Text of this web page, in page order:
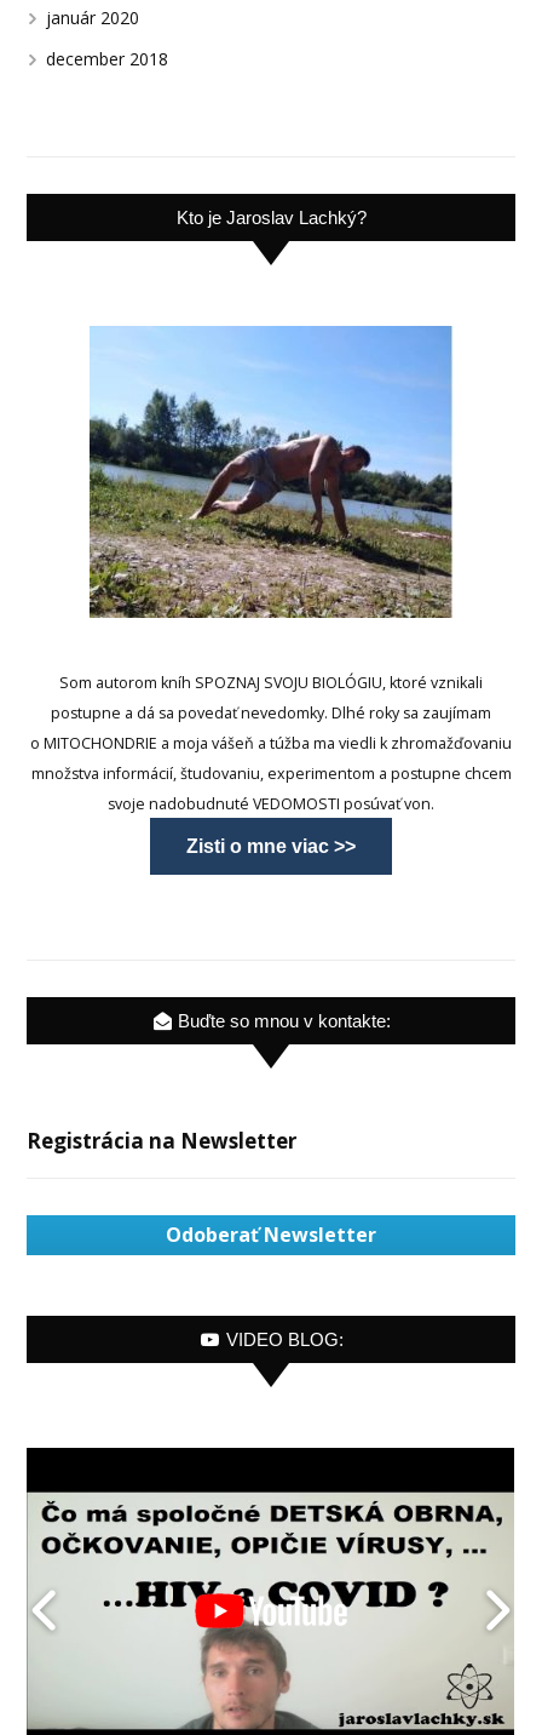
január 2020
december 2018
Kto je Jaroslav Lachký?
Som autorom kníh SPOZNAJ SVOJU BIOLÓGIU, ktoré vznikali
postupne a dá sa povedať nevedomky. Dlhé roky sa zaujímam
o MITOCHONDRIE a moja vášeň a túžba ma viedli k zhromažďovaniu
množstva informácií, študovaniu, experimentom a postupne chcem
svoje nadobudnuté VEDOMOSTI posúvať von.
Zisti o mne viac >>
Buďte so mnou v kontakte:
Registrácia na Newsletter
Odoberať Newsletter
VIDEO BLOG: